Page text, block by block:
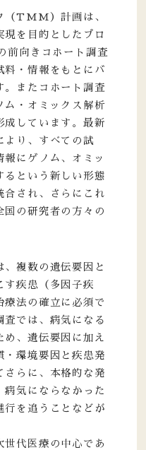
（TMM）計画は、
を目的としたプロ
前向きコホート調査
料・情報をもとにバ
。またコホート調査
ム・オミックス解析
成しています。最新
より、すべての試
にゲノム、オミッ
るという新しい形態
合され、さらにこれ
国の研究者の方々の
、複数の遺伝要因と
す疾患（多因子疾
療法の確立に必須で
査では、病気になる
、遺伝要因に加え
・環境要因と疾患発
さらに、本格的な発
病気にならなかった
行を追うことなどが
世代医療の中心であ